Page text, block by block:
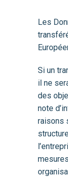
Les
Si un
il ne
des
note
raisons